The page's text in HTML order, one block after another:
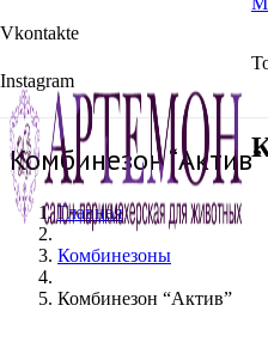
Vkontakte
Instagram
Комбинезон “Актив”
Главная
Комбинезоны
Комбинезон “Актив”